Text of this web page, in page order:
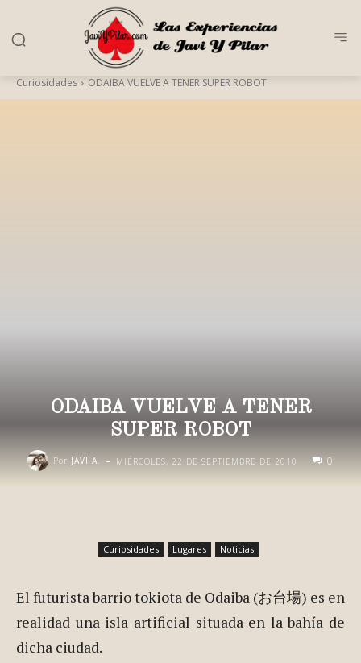
Curiosidades ODAIBA VUELVE A TENER SUPER ROBOT
ODAIBA VUELVE A TENER
SUPER ROBOT
Por JAVI A. - MIÉRCOLES, 22 DE SEPTIEMBRE DE 2010 0
Curiosidades Lugares Noticias
El futurista barrio tokiota de Odaiba (お台場) es en
realidad una isla artificial situada en la bahía de
dicha ciudad.